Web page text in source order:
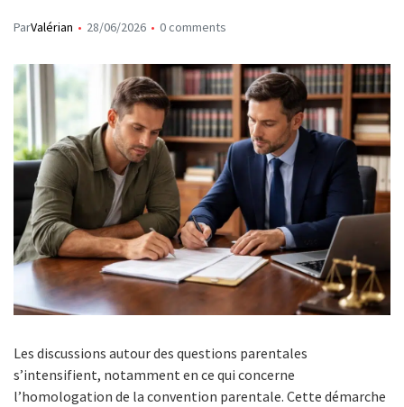
ParValérian 28/06/2026 0 comments
Les discussions autour des questions parentales
s’intensifient, notamment en ce qui concerne
l’homologation de la convention parentale. Cette démarche